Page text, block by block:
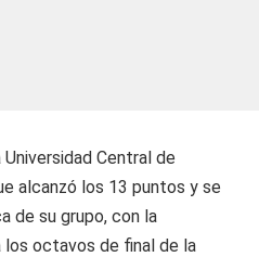
Central de
alcanzó los 13 puntos y se
de su grupo, con la
los octavos de final de la